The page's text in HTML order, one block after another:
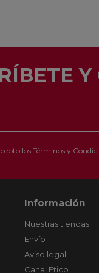
los Términos y
Información
Nuestras tiendas
Envío
Aviso legal
Canal Ético